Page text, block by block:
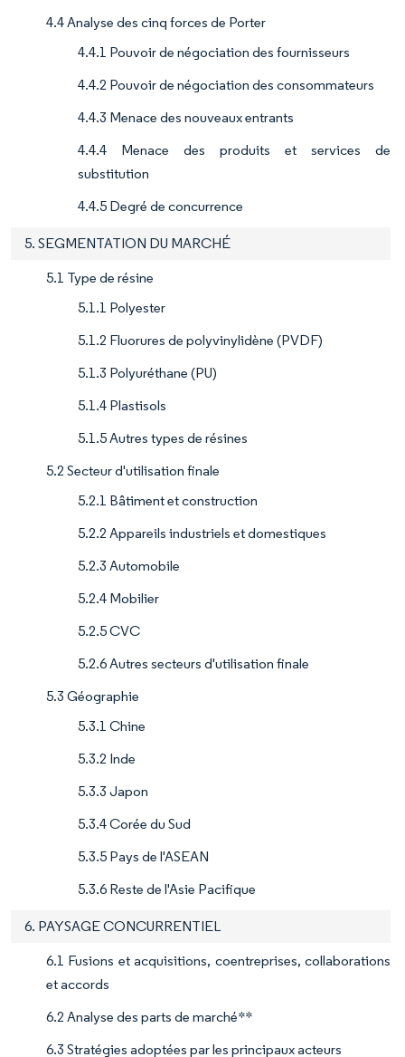
4.4 Analyse des cinq forces de Porter
4.4.1 Pouvoir de négociation des fournisseurs
4.4.2 Pouvoir de négociation des consommateurs
4.4.3 Menace des nouveaux entrants
4.4.4 Menace des produits et services de
substitution
4.4.5 Degré de concurrence
5. SEGMENTATION DU MARCHÉ
5.1 Type de résine
5.1.1 Polyester
5.1.2 Fluorures de polyvinylidène (PVDF)
5.1.3 Polyuréthane (PU)
5.1.4 Plastisols
5.1.5 Autres types de résines
5.2 Secteur d'utilisation finale
5.2.1 Bâtiment et construction
5.2.2 Appareils industriels et domestiques
5.2.3 Automobile
5.2.4 Mobilier
5.2.5 CVC
5.2.6 Autres secteurs d'utilisation finale
5.3 Géographie
5.3.1 Chine
5.3.2 Inde
5.3.3 Japon
5.3.4 Corée du Sud
5.3.5 Pays de l'ASEAN
5.3.6 Reste de l'Asie Pacifique
6. PAYSAGE CONCURRENTIEL
6.1 Fusions et acquisitions, coentreprises, collaborations
et accords
6.2 Analyse des parts de marché**
6.3 Stratégies adoptées par les principaux acteurs